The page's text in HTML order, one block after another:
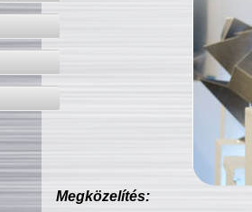
Megközelítés: